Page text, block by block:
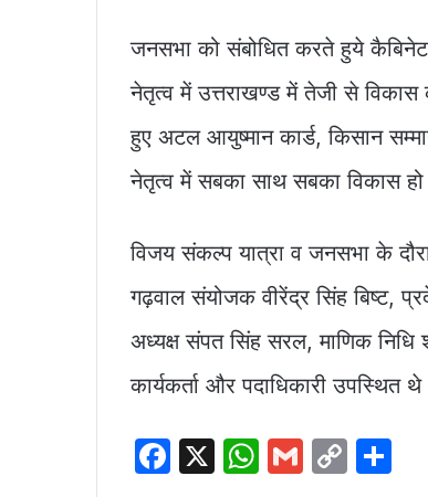
जनसभा को संबोधित करते हुये कैबिनेट
नेतृत्व में उत्तराखण्ड में तेजी से विकास
हुए अटल आयुष्मान कार्ड, किसान
नेतृत्व में सबका साथ सबका विकास हो
विजय संकल्प यात्रा व जनसभा के
गढ़वाल संयोजक वीरेंद्र सिंह बिष्ट,
अध्यक्ष संपत सिंह सरल, माणिक निधि
कार्यकर्ता और पदाधिकारी उपस्थित
F
X
W G
C